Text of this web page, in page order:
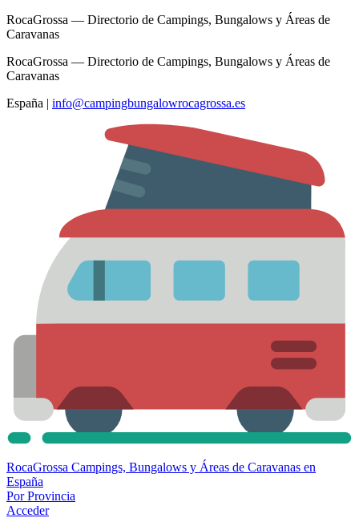
RocaGrossa — Directorio de Campings, Bungalows y Áreas de
Caravanas
RocaGrossa — Directorio de Campings, Bungalows y Áreas de
Caravanas
España | info@campingbungalowrocagrossa.es
RocaGrossa Campings, Bungalows y Áreas de Caravanas en
España
Por Provincia
Acceder